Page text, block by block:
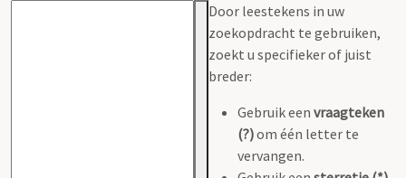
Door leestekens in uw
zoekopdracht te gebruiken,
zoekt u specifieker of juist
breder:
Gebruik een vraagteken
(?)om één letter te
vervangen.